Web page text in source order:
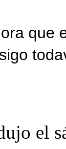
que
el